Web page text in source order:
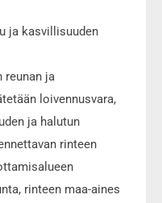
ja kasvillisuuden
reunan ja
loivennusvara,
ja halutun
rinteen
rinteen maa-aines